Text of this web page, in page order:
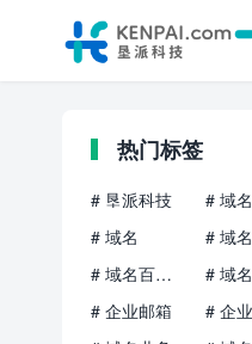
热门标签
# 垦派科技 # 域
# 域名
# 域
# 域名百科知识
# 域
# 企业邮箱
# 企